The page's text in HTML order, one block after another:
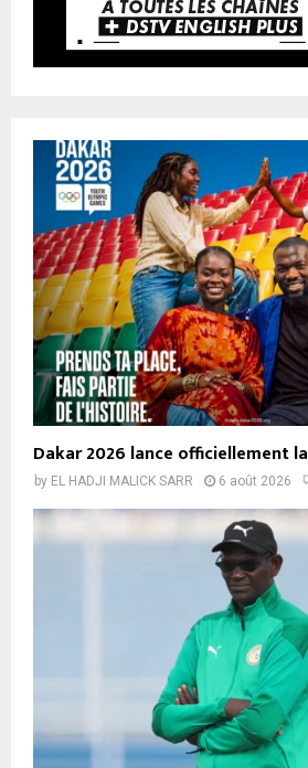
Dakar 2026 lance officiellement
by EL HADJI MALICK SARR 6 août 2026